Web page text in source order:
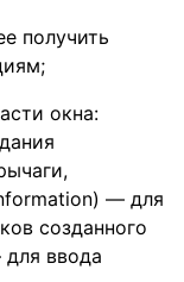
получить
окна:
— для
созданного
ввода